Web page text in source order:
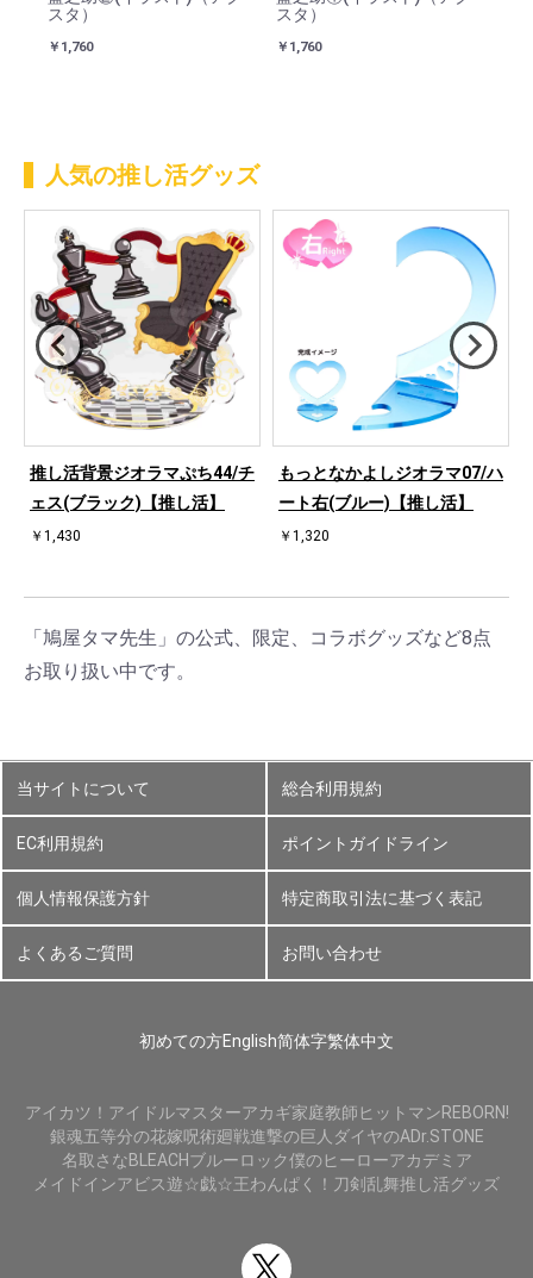
スタ）
￥1,760
スタ）
￥1,760
人気の推し活グッズ
推し活背景ジオラマぷち44/チ
ェス(ブラック)【推し活】
￥1,430
もっとなかよしジオラマ07/ハ
ート右(ブルー)【推し活】
￥1,320
「鳩屋タマ先生」の公式、限定、コラボグッズなど8点
お取り扱い中です。
当サイトについて 総合利用規約
EC利用規約 ポイントガイドライン
個人情報保護方針 特定商取引法に基づく表記
よくあるご質問 お問い合わせ
初めての方English简体字繁体中文
アイカツ！ アイドルマスターアカギ家庭教師ヒットマンREBORN!
銀魂五等分の花嫁呪術廻戦進撃の巨人 ダイヤのADr.STONE
名取さなBLEACHブルーロック僕のヒーローアカデミア
メイドインアビス遊☆戯☆王わんぱく！刀剣乱舞推し活グッズ